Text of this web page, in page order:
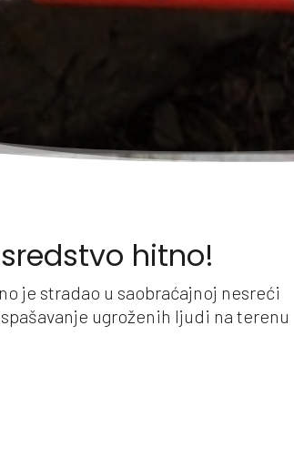
hitno!
je stradao u saobraćajnoj nesreći
ugroženih ljudi na terenu